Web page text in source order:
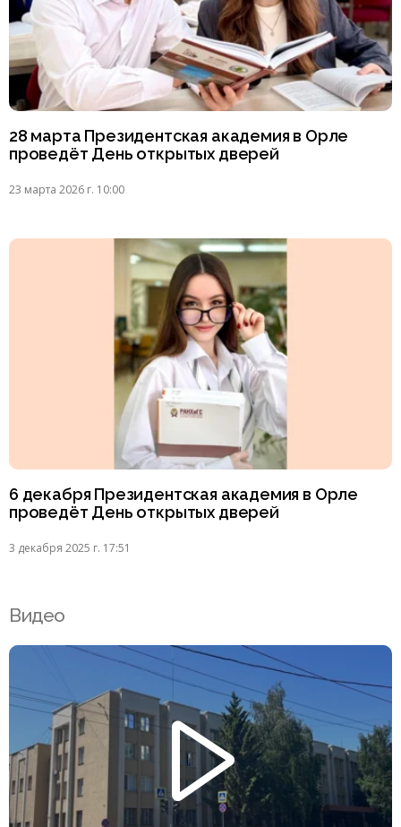
28 марта Президентская академия в Орле
проведёт День открытых дверей
23 марта 2026 г. 10:00
6 декабря Президентская академия в Орле
проведёт День открытых дверей
3 декабря 2025 г. 17:51
Видео